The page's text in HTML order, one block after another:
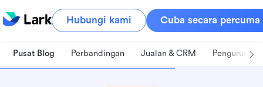
Hubungi kami Cuba secara percuma
Pusat Blog Perbandingan Jualan & CRM Pengurusan